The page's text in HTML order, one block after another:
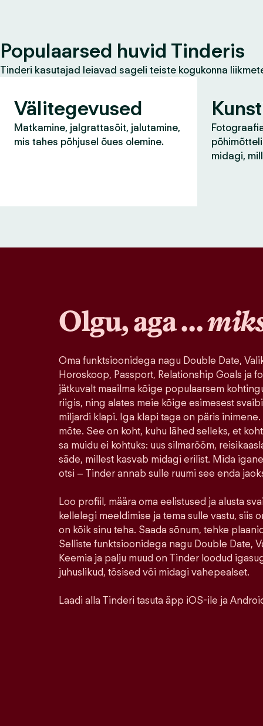
Populaarsed huvid Tinderis
Tinderi kasutajad leiavad sageli teiste kogukonna
Välitegevused
Matkamine, jalgrattasõit, jalutamine,
mis tahes põhjusel õues olemine.
midagi,
Olgu, aga …
Oma funktsioonidega nagu Double Date,
Horoskoop, Passport, Relationship Goals ja
jätkuvalt maailma kõige populaarsem
riigis, ning alates meie kõige esimesest
miljardi klapi. Iga klapi taga on päris
mõte. See on koht, kuhu lähed selleks, et
sa muidu ei kohtuks: uus silmarõõm,
säde, millest kasvab midagi erilist. Mida
otsi – Tinder annab sulle ruumi see enda
Loo profiil, määra oma eelistused ja alusta
kellelegi meeldimise ja tema sulle vastu, siis
on kõik sinu teha. Saada sõnum, tehke
Selliste funktsioonidega nagu Double Date,
Keemia ja palju muud on Tinder loodud
juhuslikud, tõsised või midagi vahepealset.
Laadi alla Tinderi tasuta äpp iOS-ile ja